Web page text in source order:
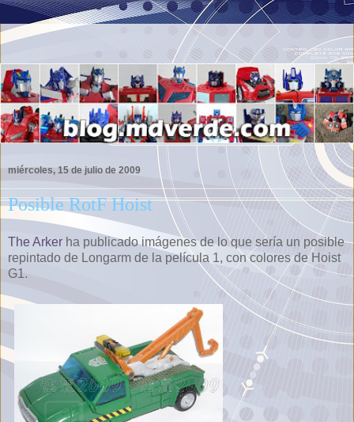
miércoles, 15 de julio de 2009
Posible RotF Hoist
The Arker ha publicado imágenes de lo que sería un posible
repintado de Longarm de la película 1, con colores de Hoist
G1.